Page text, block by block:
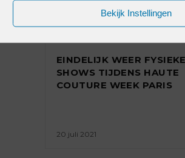
Bekijk Instellingen
EINDELIJK WEER FYSIEKE
SHOWS TIJDENS HAUTE
COUTURE WEEK PARIS
20 juli 2021